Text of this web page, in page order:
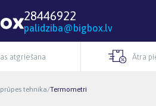
28446922
palidziba@bigbox.lv
atgriešana Ātra
tehnika/Termometri